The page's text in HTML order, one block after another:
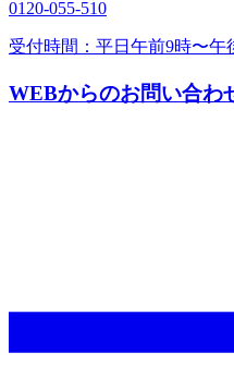
0120‐055‐510
受付時間：平日午前9時〜午
WEBからのお問い合わ